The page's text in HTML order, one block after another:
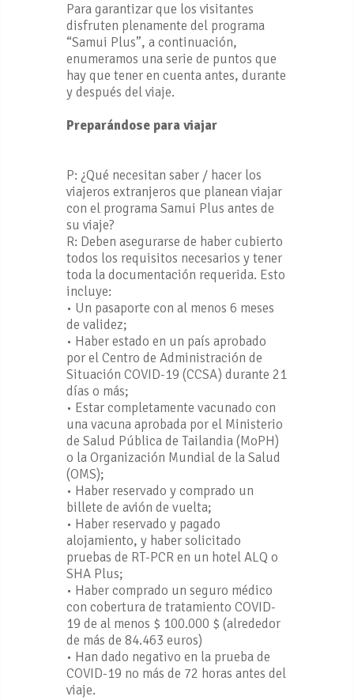
Para garantizar que los visitantes
disfruten plenamente del programa
“Samui Plus”, a continuación,
enumeramos una serie de puntos que
hay que tener en cuenta antes, durante
y después del viaje.
Preparándose para viajar
P: ¿Qué necesitan saber / hacer los
viajeros extranjeros que planean viajar
con el programa Samui Plus antes de
su viaje?
R: Deben asegurarse de haber cubierto
todos los requisitos necesarios y tener
toda la documentación requerida. Esto
incluye:
• Un pasaporte con al menos 6 meses
de validez;
• Haber estado en un país aprobado
por el Centro de Administración de
Situación COVID-19 (CCSA) durante 21
días o más;
• Estar completamente vacunado con
una vacuna aprobada por el Ministerio
de Salud Pública de Tailandia (MoPH)
o la Organización Mundial de la Salud
(OMS);
• Haber reservado y comprado un
billete de avión de vuelta;
• Haber reservado y pagado
alojamiento, y haber solicitado
pruebas de RT-PCR en un hotel ALQ o
SHA Plus;
• Haber comprado un seguro médico
con cobertura de tratamiento COVID-
19 de al menos $ 100.000 $ (alrededor
de más de 84.463 euros)
• Han dado negativo en la prueba de
COVID-19 no más de 72 horas antes del
viaje.